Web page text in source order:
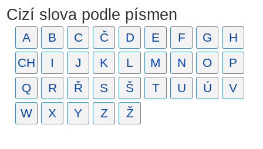
Cizí slova podle písmen
A B C Č D E F G
H
CH
I J K L M N O
P
Q
R Ř S Š T U Ú
V
W
X Y Z Ž